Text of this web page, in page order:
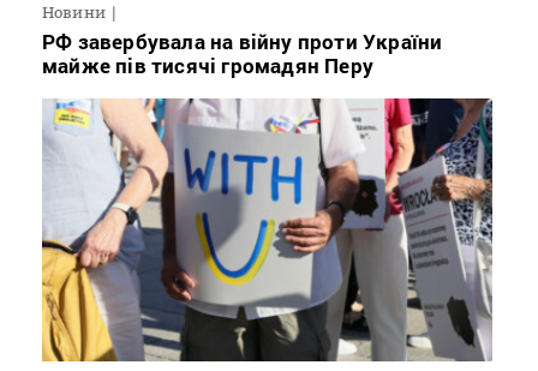
Новини
РФ завербувала на війну проти України
майже пів тисячі громадян Перу